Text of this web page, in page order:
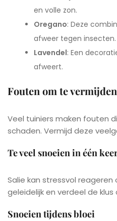
en volle zon.
Oregano: Deze
afweer tegen insecten.
Lavendel: Een
afweert.
Fouten om te
Veel tuiniers maken fouten
schaden. Vermijd deze
Te veel snoeien in één
Salie kan stressvol reageren
geleidelijk en verdeel de
Snoeien tijdens bloei